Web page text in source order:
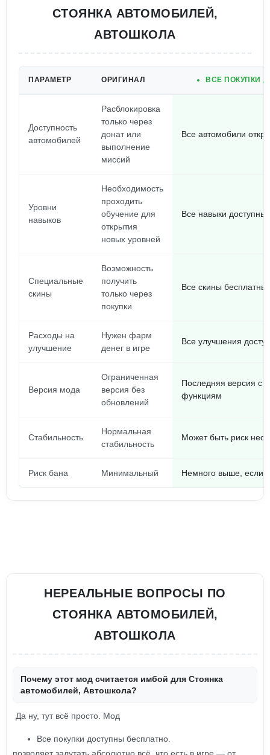
СТОЯНКА АВТОМОБИЛЕЙ,
АВТОШКОЛА
ПАРАМЕТР ОРИГИНАЛ ВСЕ ПОКУПКИ
Доступность
автомобилей
Расблокировка
только через
донат или
выполнение
миссий
Все автомобили
Уровни
навыков
Необходимость
проходить
обучение для
открытия
новых уровней
Все навыки доступны
Специальные
скины
Возможность
получить
только через
покупки
Все скины бесплатны
Расходы на
улучшение
Нужен фарм
денег в игре
Все улучшения
Версия мода
Ограниченная
версия без
обновлений
Последняя версия с
функциям
Стабильность
Нормальная
стабильность
Может быть риск
Риск бана Минимальный Немного выше, если
НЕРЕАЛЬНЫЕ ВОПРОСЫ ПО
СТОЯНКА АВТОМОБИЛЕЙ,
АВТОШКОЛА
Почему этот мод считается имбой для Стоянка
автомобилей, Автошкола?
Да ну, тут всё просто. Мод
Все покупки доступны бесплатно.